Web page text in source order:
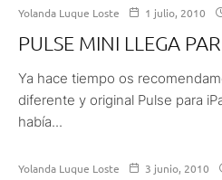
Yolanda Luque Loste 1 julio, 2010
PULSE MINI LLEGA
Ya hace tiempo os
diferente y original Pulse para
había...
Yolanda Luque Loste 3 junio, 2010